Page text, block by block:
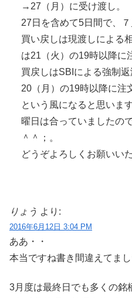
→27（月）に受け渡し。
27日を含めて5日間で、
買い戻しは現渡しによる
は21（火）の19時以降に
買戻しはSBIによる強制
20（月）の19時以降に注
という風になると思います
曜日は合っていましたの
＾＾；。
どうぞよろしくお願いい
りょう より:
2016年6月12日 3:04 PM
ああ・・
本当ですね書き間違えてまし
3月度は最終日でも多くの銘